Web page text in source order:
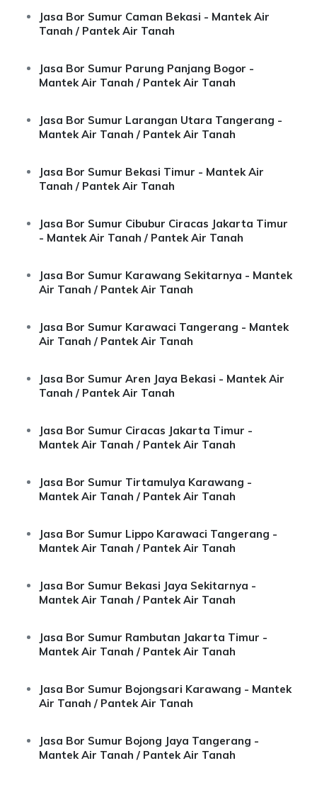
Jasa Bor Sumur Caman Bekasi - Mantek Air
Tanah / Pantek Air Tanah
Jasa Bor Sumur Parung Panjang Bogor -
Mantek Air Tanah / Pantek Air Tanah
Jasa Bor Sumur Larangan Utara Tangerang -
Mantek Air Tanah / Pantek Air Tanah
Jasa Bor Sumur Bekasi Timur - Mantek Air
Tanah / Pantek Air Tanah
Jasa Bor Sumur Cibubur Ciracas Jakarta Timur
- Mantek Air Tanah / Pantek Air Tanah
Jasa Bor Sumur Karawang Sekitarnya - Mantek
Air Tanah / Pantek Air Tanah
Jasa Bor Sumur Karawaci Tangerang - Mantek
Air Tanah / Pantek Air Tanah
Jasa Bor Sumur Aren Jaya Bekasi - Mantek Air
Tanah / Pantek Air Tanah
Jasa Bor Sumur Ciracas Jakarta Timur -
Mantek Air Tanah / Pantek Air Tanah
Jasa Bor Sumur Tirtamulya Karawang -
Mantek Air Tanah / Pantek Air Tanah
Jasa Bor Sumur Lippo Karawaci Tangerang -
Mantek Air Tanah / Pantek Air Tanah
Jasa Bor Sumur Bekasi Jaya Sekitarnya -
Mantek Air Tanah / Pantek Air Tanah
Jasa Bor Sumur Rambutan Jakarta Timur -
Mantek Air Tanah / Pantek Air Tanah
Jasa Bor Sumur Bojongsari Karawang - Mantek
Air Tanah / Pantek Air Tanah
Jasa Bor Sumur Bojong Jaya Tangerang -
Mantek Air Tanah / Pantek Air Tanah